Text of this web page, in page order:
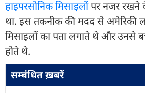
हाइपरसोनिक मिसाइलों पर नजर रखने
था. इस तकनीक की मदद से अमेरिकी
मिसाइलों का पता लगाते थे और उनसे
होते थे.
सम्बंधित ख़बरें